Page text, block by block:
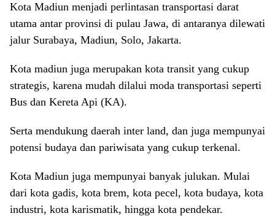
Kota Madiun menjadi perlintasan transportasi darat
utama antar provinsi di pulau Jawa, di antaranya dilewati
jalur Surabaya, Madiun, Solo, Jakarta.
Kota madiun juga merupakan kota transit yang cukup
strategis, karena mudah dilalui moda transportasi seperti
Bus dan Kereta Api (KA).
Serta mendukung daerah inter land, dan juga mempunyai
potensi budaya dan pariwisata yang cukup terkenal.
Kota Madiun juga mempunyai banyak julukan. Mulai
dari kota gadis, kota brem, kota pecel, kota budaya, kota
industri, kota karismatik, hingga kota pendekar.